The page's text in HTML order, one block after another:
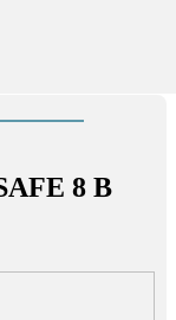
8 В